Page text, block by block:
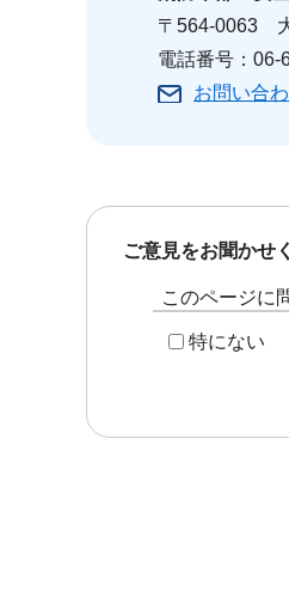
〒564-0063
電話番号：
お問い合
ご意見をお聞かせ
このページに
特にない